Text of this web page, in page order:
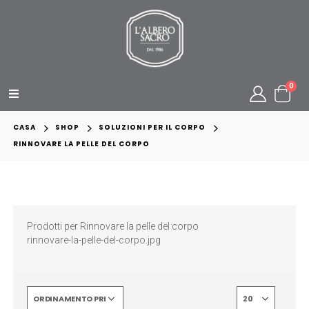
0
CASA SHOP
SOLUZIONI PER IL CORPO
RINNOVARE LA PELLE DEL CORPO
Prodotti per Rinnovare la pelle del corpo
rinnovare-la-pelle-del-corpo.jpg